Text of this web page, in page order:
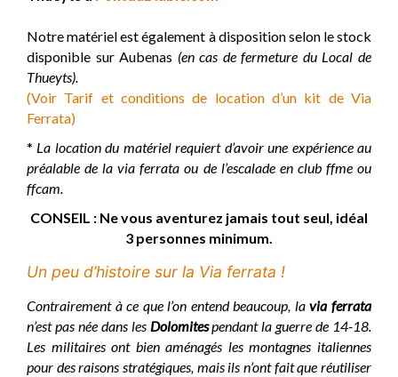
Notre matériel est également à disposition selon le stock
disponible sur Aubenas (en cas de fermeture du Local de
Thueyts).
(Voir Tarif et conditions de location d’un kit de Via
Ferrata)
* La location du matériel requiert d’avoir une expérience au
préalable de la via ferrata ou de l’escalade en club ffme ou
ffcam.
CONSEIL : Ne vous aventurez jamais tout seul, idéal
3 personnes minimum.
Un peu d’histoire sur la Via ferrata !
Contrairement à ce que l’on entend beaucoup, lavia ferrata
n’est pas née dans les Dolomitespendant la guerre de 14-18.
Les militaires ont bien aménagés les montagnes italiennes
pour des raisons stratégiques, mais ils n’ont fait que réutiliser